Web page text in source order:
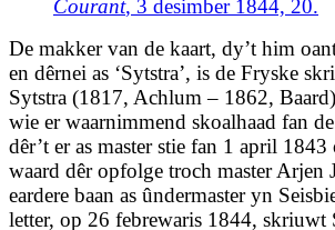
Courant, 3 desimber 1844, 20.
De makker van de kaart, dy’t him
en dêrnei as ‘Sytstra’, is de Fryske
Sytstra (1817, Achlum – 1862,
wie er waarnimmend skoalhaad fan
dêr’t er as master stie fan 1 april
waard dêr opfolge troch master Arjen
eardere baan as ûndermaster yn
letter, op 26 febrewaris 1844, skriuwt